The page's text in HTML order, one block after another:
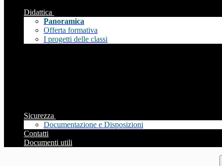
Didattica
Panoramica
Offerta formativa
I progetti delle classi
Sicurezza
Documentazione e Disposizioni
Contatti
Documenti utili